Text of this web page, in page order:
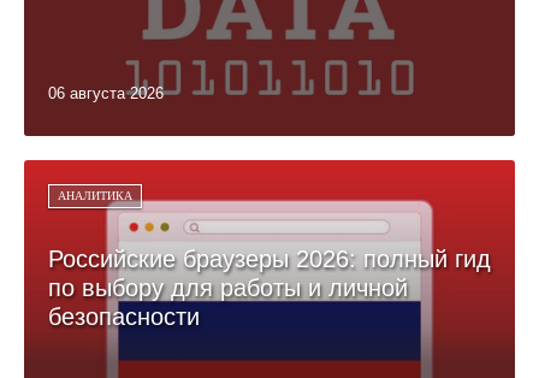
06 августа 2026
АНАЛИТИКА
Российские браузеры 2026: полный гид
по выбору для работы и личной
безопасности